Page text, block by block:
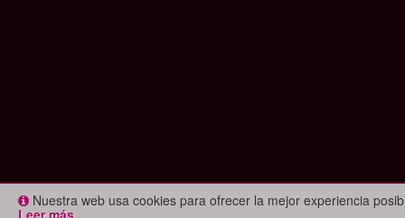
Nuestra web usa cookies para ofrecer la mejor experiencia
Leer más